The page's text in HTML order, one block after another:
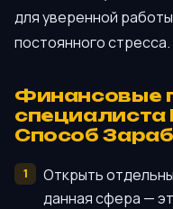
для уверенной
постоянного стресса.
Финансовые
специалиста
Способ
Открыть
данная сфера —